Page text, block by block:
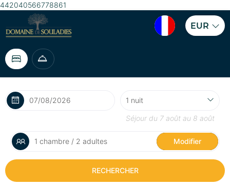
442040566778861
EUR
Séjour du 7 août au 8 août
1 chambre / 2 adultes Modifier